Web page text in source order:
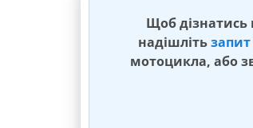
Щоб
надішлітьзапит
мотоцикла, або